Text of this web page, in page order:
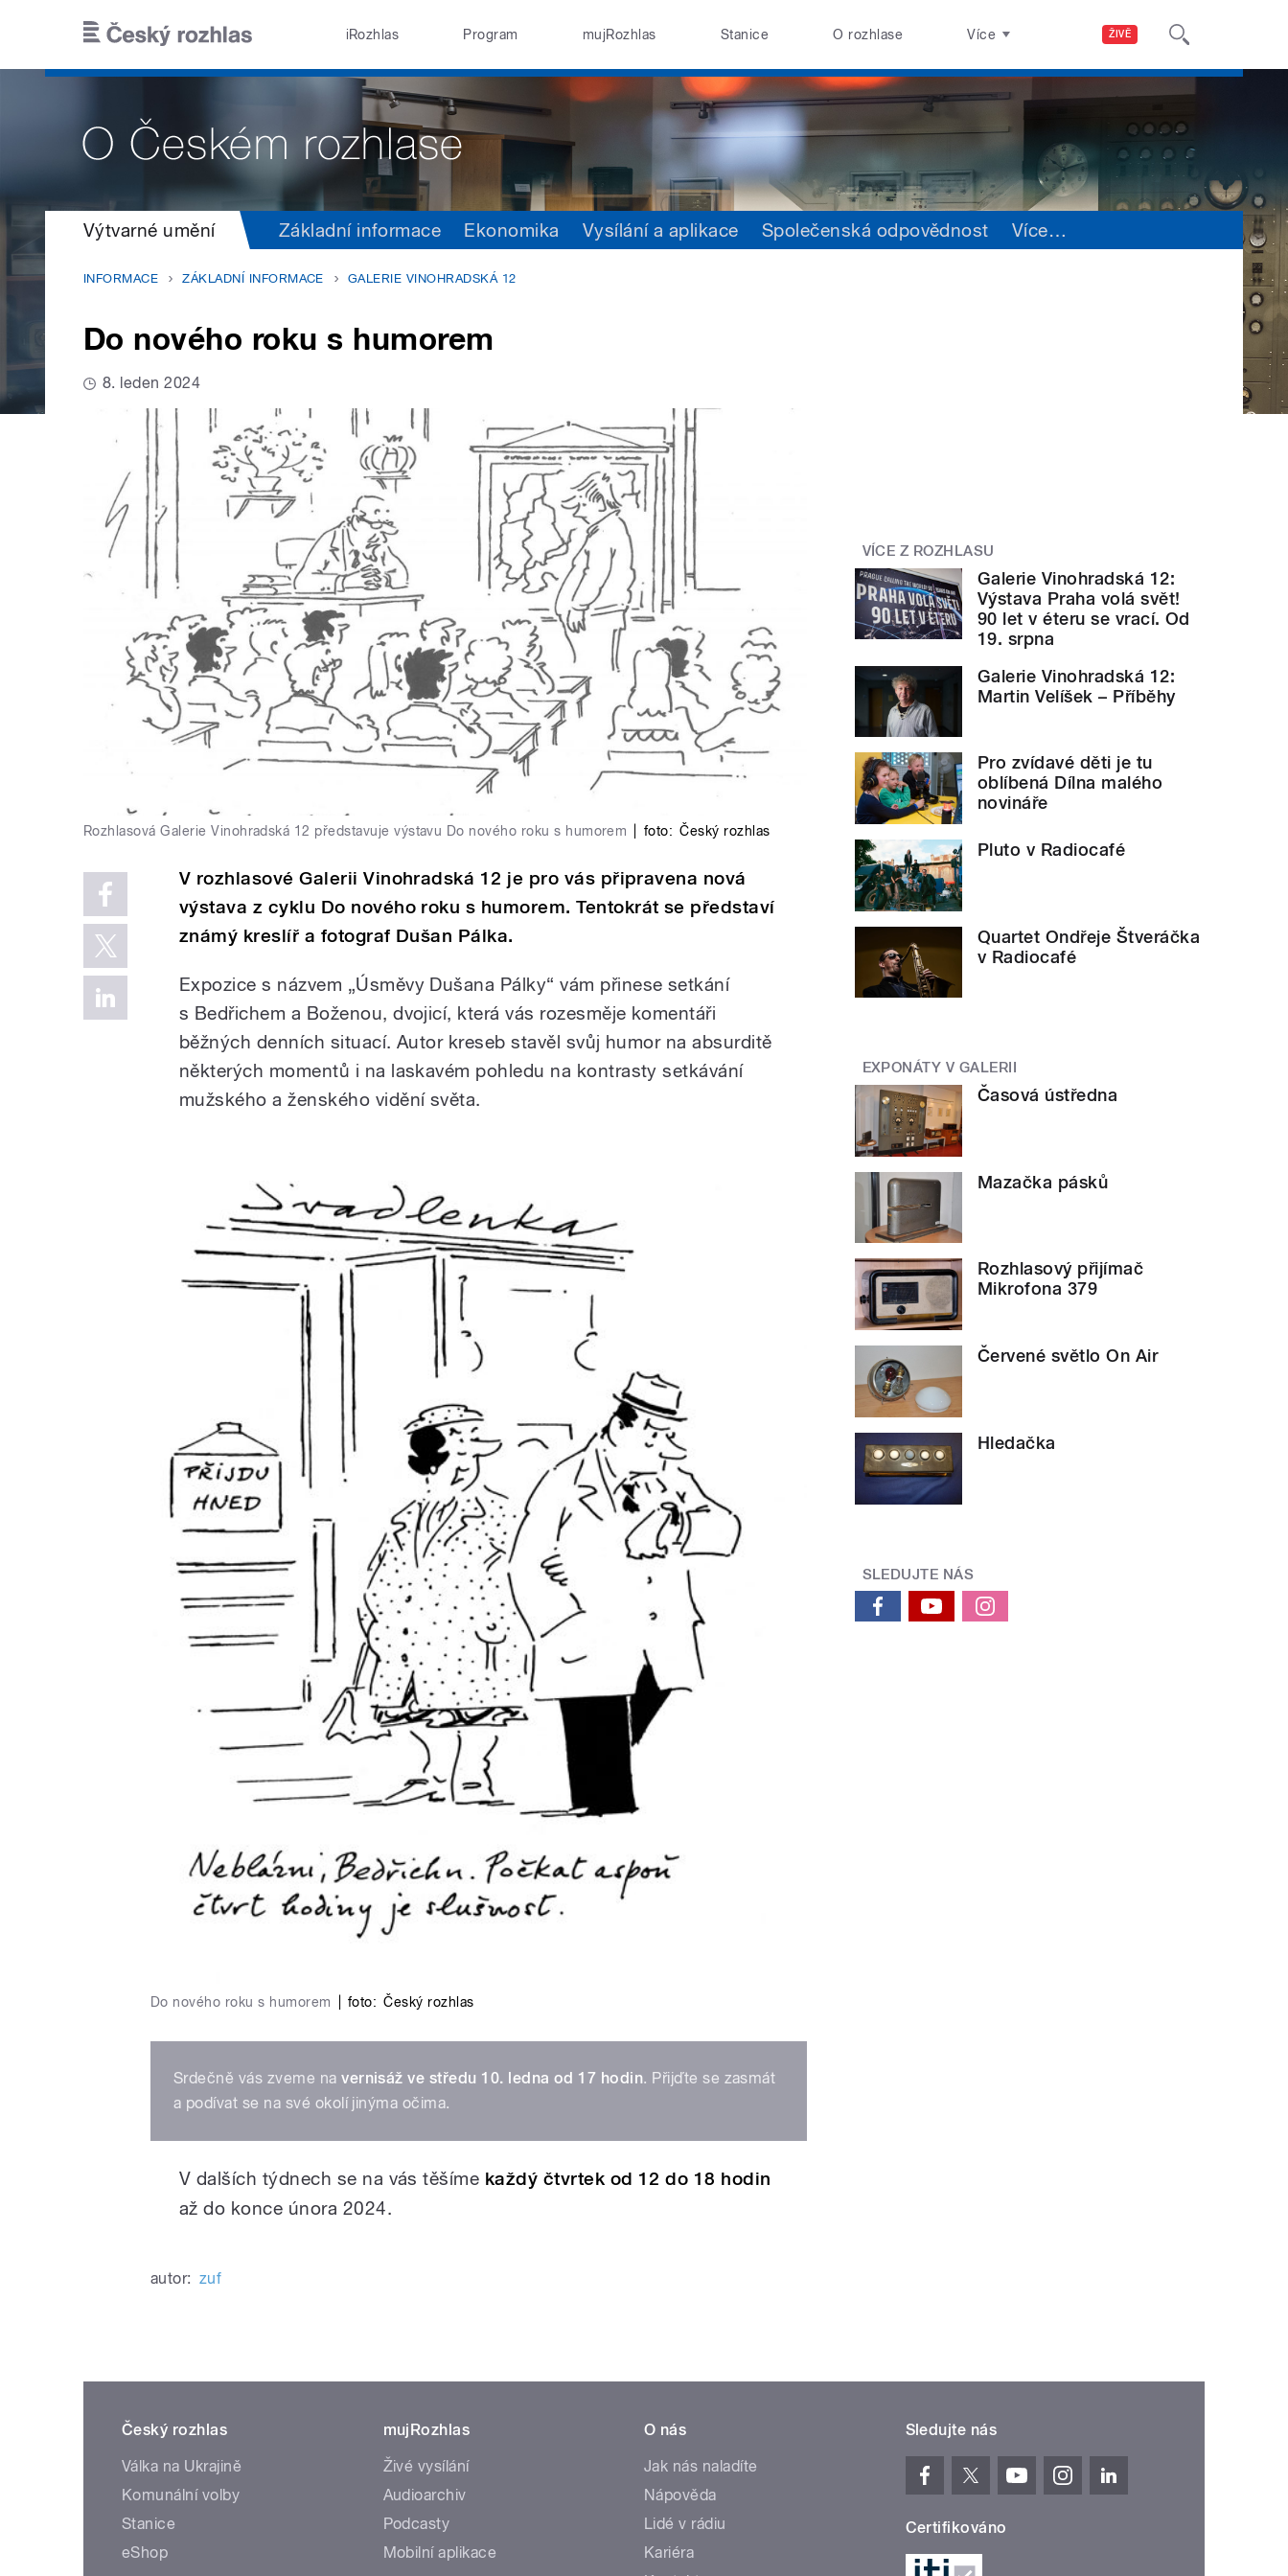
ŽIVĚ
iRozhlas Program mujRozhlas Stanice O rozhlase Více
Výtvarné umění Základní informace Ekonomika Vysílání a aplikace Společenská odpovědnost Více…
INFORMACE ZÁKLADNÍ INFORMACE GALERIE VINOHRADSKÁ 12
Do nového roku s humorem
8. leden 2024
Rozhlasová Galerie Vinohradská 12 představuje výstavu Do nového roku s humorem foto: Český rozhlas
V rozhlasové Galerii Vinohradská 12 je pro vás připravena nová
výstava z cyklu Do nového roku s humorem. Tentokrát se představí
známý kreslíř a fotograf Dušan Pálka.
Expozice s názvem „Úsměvy Dušana Pálky“ vám přinese setkání
s Bedřichem a Boženou, dvojicí, která vás rozesměje komentáři
běžných denních situací. Autor kreseb stavěl svůj humor na absurditě
některých momentů i na laskavém pohledu na kontrasty setkávání
mužského a ženského vidění světa.
Do nového roku s humorem foto: Český rozhlas
Srdečně vás zveme navernisáž ve středu 10. ledna od 17 hodin. Přijďte se zasmát
a podívat se na své okolí jinýma očima.
V dalších týdnech se na vás těšíme každý čtvrtek od 12 do 18 hodin
až do konce února 2024.
autor: zuf
VÍCE Z ROZHLASU
Galerie Vinohradská 12:
Výstava Praha volá svět!
90 let v éteru se vrací. Od
19. srpna
Galerie Vinohradská 12:
Martin Velíšek – Příběhy
Pro zvídavé děti je tu
oblíbená Dílna malého
novináře
Pluto v Radiocafé
Quartet Ondřeje Štveráčka
v Radiocafé
EXPONÁTY V GALERII
Časová ústředna
Mazačka pásků
Rozhlasový přijímač
Mikrofona 379
Červené světlo On Air
Hledačka
SLEDUJTE NÁS
Český rozhlas
Válka na Ukrajině
Komunální volby
Stanice
eShop
mujRozhlas
Živé vysílání
Audioarchiv
Podcasty
Mobilní aplikace
O nás
Jak nás naladíte
Nápověda
Lidé v rádiu
Kariéra
Sledujte nás
Certifikováno